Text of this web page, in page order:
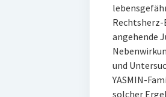
Rechtsherz-
angehende
und
YASMIN-
solcher